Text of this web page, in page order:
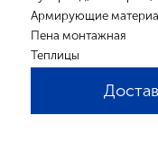
Армирующие
Пена монтажная
Теплицы